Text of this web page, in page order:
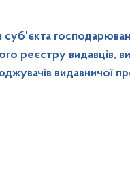
суб'єкта
реєстру видавців,
видавничої